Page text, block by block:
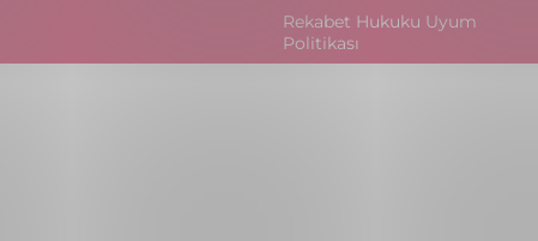
Rekabet Hukuku Uyum
Politikası